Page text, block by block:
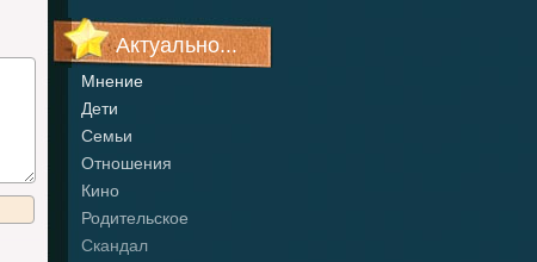
Актуально...
Мнение
Дети
Семьи
Отношения
Кино
Родительское
Скандал